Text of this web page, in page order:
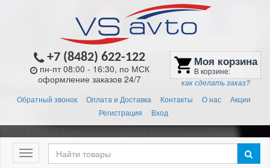
+7 (8482) 622-122
пн-пт 08:00 - 16:30, по МСК
оформление заказов 24/7
shopping_cart Моя корзина
В корзине:
как сделать заказ?
Обратный звонок Оплата и Доставка Контакты О нас
Акции
Регистрация
Вход
Меню